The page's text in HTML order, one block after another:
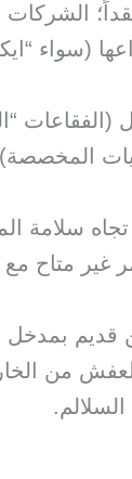
الشركات
(سواء
المخصصة)
سلامة
متاح مع
قديم
من